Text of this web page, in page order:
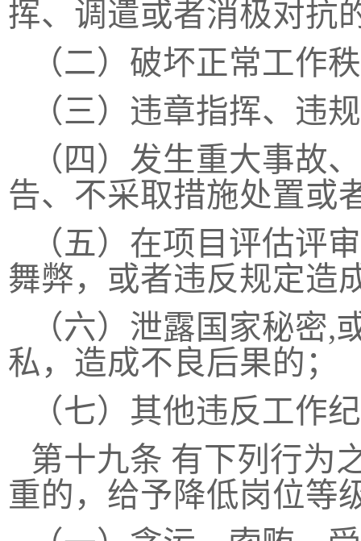
挥、调遣或者消极对抗
（二）破坏正常工作
（三）违章指挥、违
（四）发生重大事故
告、不采取措施处置或
（五）在项目评估评
舞弊，或者违反规定造
（六）泄露国家秘密,
私，造成不良后果的；
（七）其他违反工作
第十九条 有下列行为
重的，给予降低岗位等